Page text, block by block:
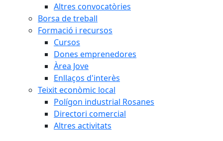
Altres convocatòries
Borsa de treball
Formació i recursos
Cursos
Dones emprenedores
Àrea Jove
Enllaços d'interès
Teixit econòmic local
Polígon industrial Rosanes
Directori comercial
Altres activitats